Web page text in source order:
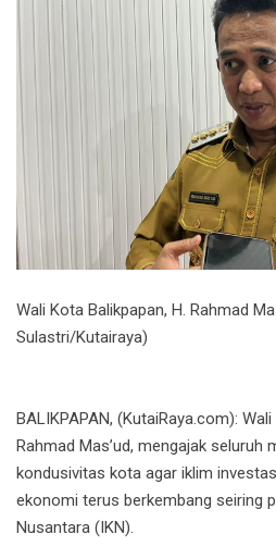
Wali Kota Balikpapan, H. Rahmad
Sulastri/Kutairaya)
BALIKPAPAN, (KutaiRaya.com):
Rahmad Mas’ud, mengajak seluruh
kondusivitas kota agar iklim
ekonomi terus berkembang seiring
Nusantara (IKN).